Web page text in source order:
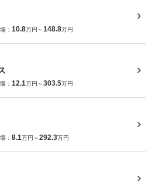
： 10.8万円～148.8万円
： 12.1万円～303.5万円
： 8.1万円～292.3万円